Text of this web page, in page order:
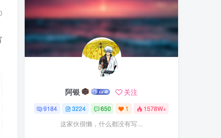
阿银 关注
9184 3224 650 1 1578W+
这家伙很懒，什么都没有写...